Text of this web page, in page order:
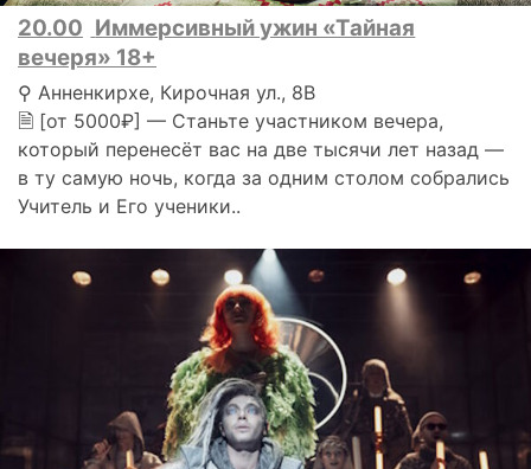
20.00 Иммерсивный ужин «Тайная
вечеря» 18+
⚲ Анненкирхе, Кирочная ул., 8В
🗎 [от 5000₽] — Станьте участником вечера,
который перенесёт вас на две тысячи лет назад —
в ту самую ночь, когда за одним столом собрались
Учитель и Его ученики..